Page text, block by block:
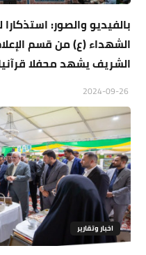
بالفيديو والصور:
الشهداء (ع) من قسم
الشريف يشهد محفلا
اخبار وتقارير